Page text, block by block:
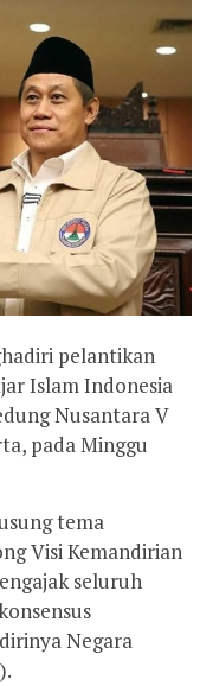
pelantikan
Islam Indonesia
Nusantara V
pada Minggu
tema
Visi Kemandirian
seluruh
Negara